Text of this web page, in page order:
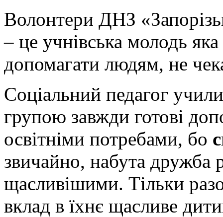
Волонтери ДНЗ
– це учнівська молодь
допомагати людям, не
Соціальний педагог
групою завжди готові
освітніми потребами, бо с
звичайно, набута дружба
щасливішими. Тільки
вклад в їхнє щасливе